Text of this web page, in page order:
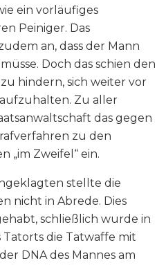
ein vorläufiges
Peiniger. Das
an, dass der Mann
Doch das schien den
hindern, sich weiter vor
Zu aller
das gegen
zu den
„im Zweifel“ ein.
stellte die
nicht in Abrede. Dies
schließlich wurde in
die Tatwaffe mit
DNA des Mannes am